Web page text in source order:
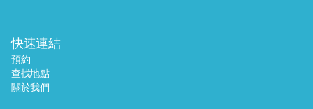
快速連結
預約
查找地點
關於我們